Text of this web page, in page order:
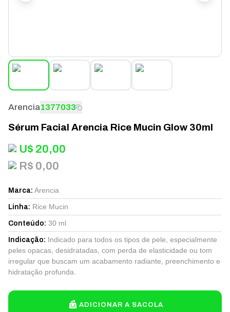
Arencia1377033
Sérum Facial Arencia Rice Mucin Glow 30ml
U$ 20,00
R$ 0,00
Marca: Arencia
Linha: Rice Mucin
Conteúdo: 30 ml
Indicação: Indicado para todos os tipos de pele, especialmente
peles opacas, desidratadas, com perda de elasticidade ou tom
irregular que buscam um acabamento radiante, preenchimento e
hidratação profunda.
ADICIONAR A SACOLA